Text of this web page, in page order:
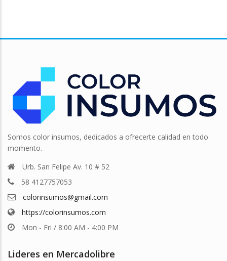
Somos color insumos, dedicados a ofrecerte calidad en todo
momento.
Urb. San Felipe Av. 10 # 52
58 4127757053
colorinsumos@gmail.com
https://colorinsumos.com
Mon - Fri / 8:00 AM - 4:00 PM
Lideres en Mercadolibre